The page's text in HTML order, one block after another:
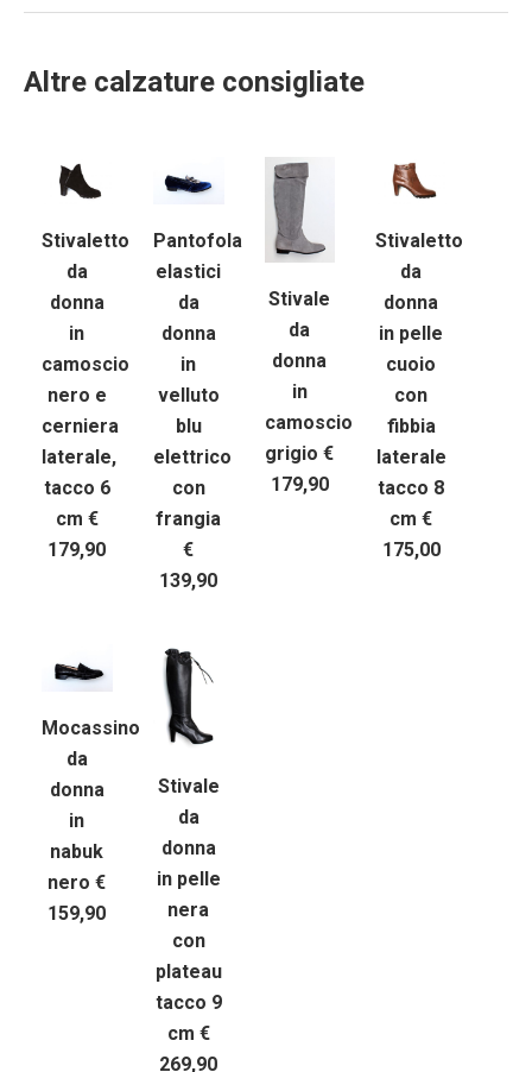
Altre calzature consigliate
Stivaletto
da
donna
in
camoscio
nero e
cerniera
laterale,
tacco 6
cm €
179,90
Pantofola
elastici
da
donna
in
velluto
blu
elettrico
con
frangia
€
139,90
Stivale
da
donna
in
camoscio
grigio €
179,90
Stivaletto
da
donna
in pelle
cuoio
con
fibbia
laterale
tacco 8
cm €
175,00
Mocassino
da
donna
in
nabuk
nero €
159,90
Stivale
da
donna
in pelle
nera
con
plateau
tacco 9
cm €
269,90